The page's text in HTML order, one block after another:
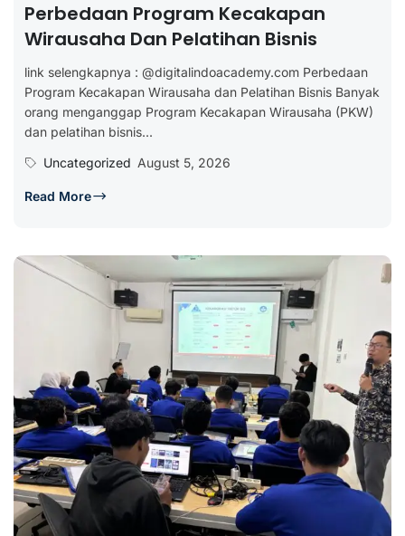
Perbedaan Program Kecakapan
Wirausaha Dan Pelatihan Bisnis
link selengkapnya : @digitalindoacademy.com Perbedaan
Program Kecakapan Wirausaha dan Pelatihan Bisnis Banyak
orang menganggap Program Kecakapan Wirausaha (PKW)
dan pelatihan bisnis...
Uncategorized August 5, 2026
Read More